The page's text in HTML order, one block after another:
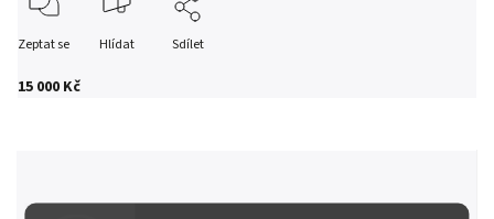
15 000 Kč
Zeptat se Hlídat Sdílet